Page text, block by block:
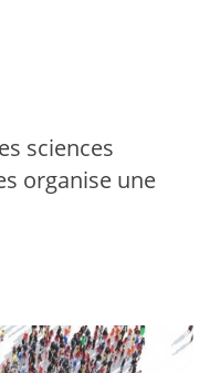
sciences
organise une